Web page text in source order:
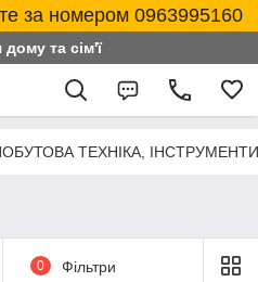
за номером 0963995160
та сім'ї
ТЕХНІКА,
0 Фільтри